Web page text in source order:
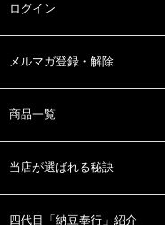
ログイン
メルマガ登録・解除
商品一覧
当店が選ばれる秘訣
四代目「納豆奉行」紹介